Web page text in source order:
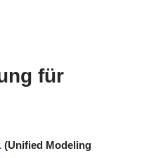
für
(Unified Modeling